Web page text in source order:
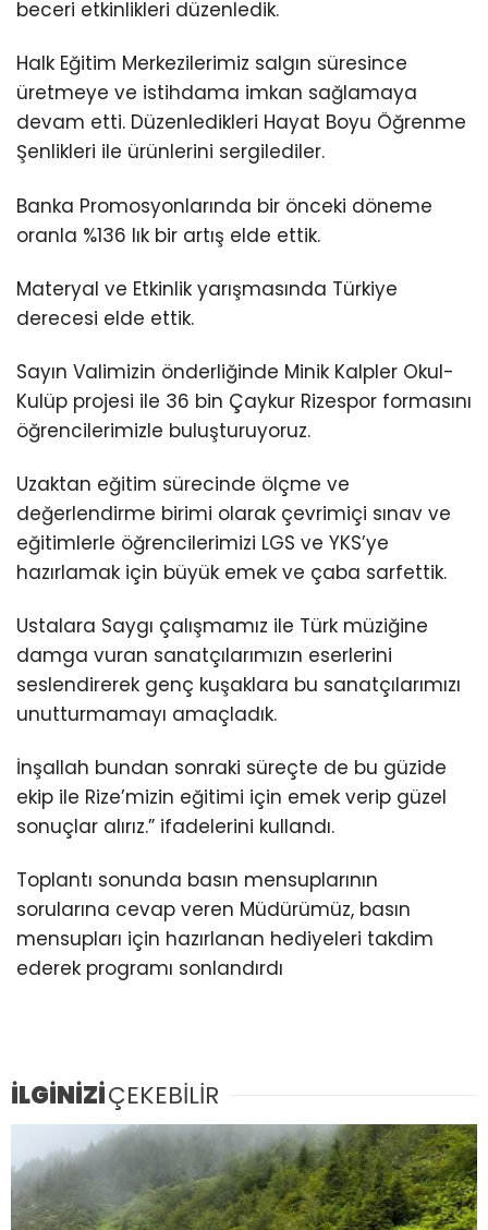
beceri etkinlikleri düzenledik.
Halk Eğitim Merkezilerimiz salgın süresince
üretmeye ve istihdama imkan sağlamaya
devam etti. Düzenledikleri Hayat Boyu Öğrenme
Şenlikleri ile ürünlerini sergilediler.
Banka Promosyonlarında bir önceki döneme
oranla %136 lık bir artış elde ettik.
Materyal ve Etkinlik yarışmasında Türkiye
derecesi elde ettik.
Sayın Valimizin önderliğinde Minik Kalpler Okul-
Kulüp projesi ile 36 bin Çaykur Rizespor formasını
öğrencilerimizle buluşturuyoruz.
Uzaktan eğitim sürecinde ölçme ve
değerlendirme birimi olarak çevrimiçi sınav ve
eğitimlerle öğrencilerimizi LGS ve YKS’ye
hazırlamak için büyük emek ve çaba sarfettik.
Ustalara Saygı çalışmamız ile Türk müziğine
damga vuran sanatçılarımızın eserlerini
seslendirerek genç kuşaklara bu sanatçılarımızı
unutturmamayı amaçladık.
İnşallah bundan sonraki süreçte de bu güzide
ekip ile Rize’mizin eğitimi için emek verip güzel
sonuçlar alırız.” ifadelerini kullandı.
Toplantı sonunda basın mensuplarının
sorularına cevap veren Müdürümüz, basın
mensupları için hazırlanan hediyeleri takdim
ederek programı sonlandırdı
İLGİNİZİÇEKEBİLİR